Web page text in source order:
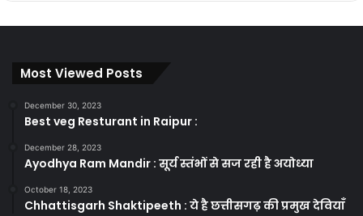
Most Viewed Posts
December 30, 2023
Best veg Resturant in Raipur :
December 28, 2023
Ayodhya Ram Mandir : सूर्य स्तंभों से सज रही है अयोध्या
October 18, 2023
Chhattisgarh Shaktipeeth : ये है छत्तीसगढ़ की प्रमुख देवियाँ